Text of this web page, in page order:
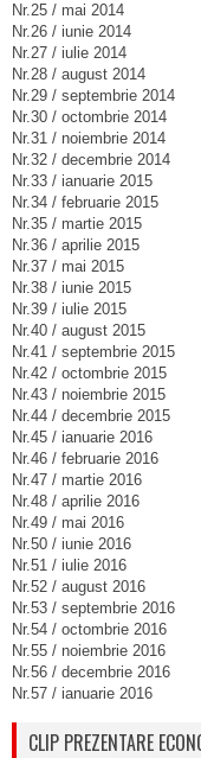
Nr.25 / mai 2014
Nr.26 / iunie 2014
Nr.27 / iulie 2014
Nr.28 / august 2014
Nr.29 / septembrie 2014
Nr.30 / octombrie 2014
Nr.31 / noiembrie 2014
Nr.32 / decembrie 2014
Nr.33 / ianuarie 2015
Nr.34 / februarie 2015
Nr.35 / martie 2015
Nr.36 / aprilie 2015
Nr.37 / mai 2015
Nr.38 / iunie 2015
Nr.39 / iulie 2015
Nr.40 / august 2015
Nr.41 / septembrie 2015
Nr.42 / octombrie 2015
Nr.43 / noiembrie 2015
Nr.44 / decembrie 2015
Nr.45 / ianuarie 2016
Nr.46 / februarie 2016
Nr.47 / martie 2016
Nr.48 / aprilie 2016
Nr.49 / mai 2016
Nr.50 / iunie 2016
Nr.51 / iulie 2016
Nr.52 / august 2016
Nr.53 / septembrie 2016
Nr.54 / octombrie 2016
Nr.55 / noiembrie 2016
Nr.56 / decembrie 2016
Nr.57 / ianuarie 2016
CLIP PREZENTARE